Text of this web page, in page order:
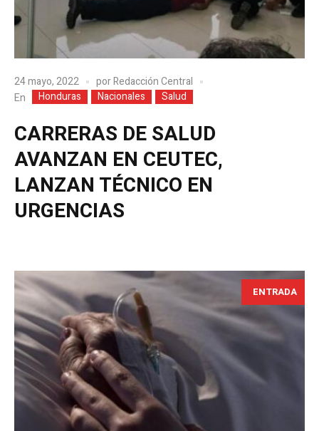
24 mayo, 2022 porRedacción Central
En
Honduras Nacionales Salud
CARRERAS DE SALUD
AVANZAN EN CEUTEC,
LANZAN TÉCNICO EN
URGENCIAS
ENTRADA